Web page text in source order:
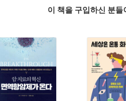
이 책을 구입하신 분